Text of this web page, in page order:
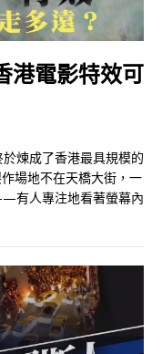
港電影特效可
煉成了香港最具規模的
場地不在天橋大街，一
有人專注地看著螢幕內